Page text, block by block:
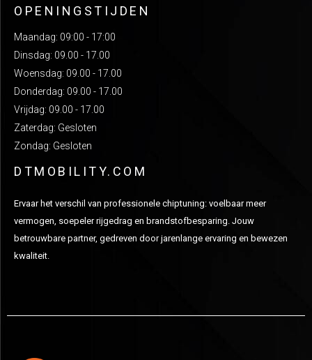
OPENINGSTIJDEN
Maandag: 09:00 - 17:00
Dinsdag: 09.00 - 17.00
Woensdag: 09.00 - 17.00
Donderdag: 09.00 - 17.00
Vrijdag: 09.00 - 17.00
Zaterdag: Gesloten
Zondag: Gesloten
DTMOBILITY.COM
Ervaar het verschil van professionele chiptuning: voelbaar meer
vermogen, soepeler rijgedrag en brandstofbesparing. Jouw
betrouwbare partner, gedreven door jarenlange ervaring en bewezen
kwaliteit.